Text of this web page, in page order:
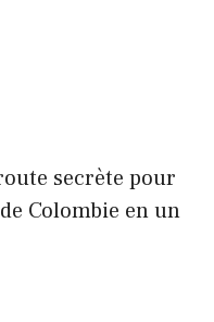
secrète pour
Colombie en un